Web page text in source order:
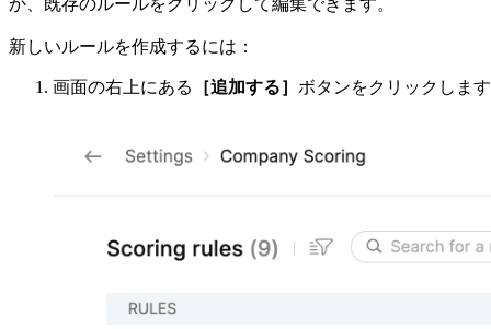
か、既存のルールをクリックして編集できます。
新しいルールを作成するには：
画面の右上にある ［追加する］ ボタンをクリックしま